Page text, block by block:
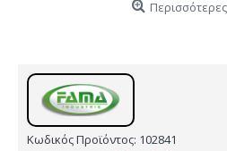
Κωδικός Προϊόντος: 102841